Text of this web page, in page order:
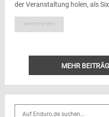
der Veranstaltung holen, als
weiterlesen
MEHR